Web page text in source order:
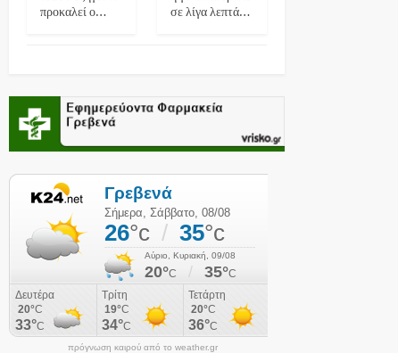
προκαλεί ο…
σε λίγα λεπτά…
πρόγνωση καιρού από το weather.gr